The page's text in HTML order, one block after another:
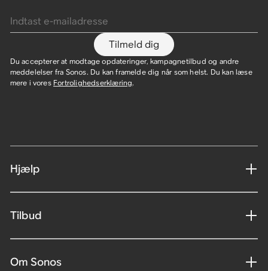
Tilmeld dig
Du accepterer at modtage opdateringer, kampagnetilbud og andre
meddelelser fra Sonos. Du kan framelde dig når som helst. Du kan læse
mere i vores Fortrolighedserklæring.
Hjælp
Tilbud
Om Sonos